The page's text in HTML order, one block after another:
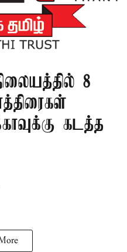
8
கடத்த